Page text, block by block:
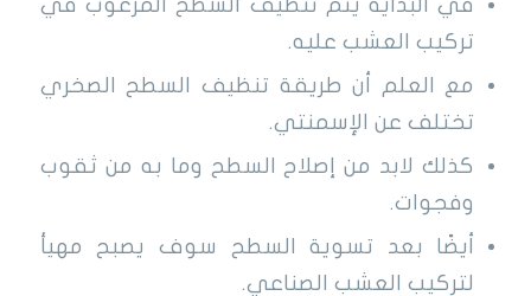
في البداية يتم تنظيف السطح المرغوب في
تركيب العشب عليه.
مع العلم أن طريقة تنظيف السطح الصخري
تختلف عن الإسمنتي.
كذلك لابد من إصلاح السطح وما به من ثقوب
وفجوات.
أيضًا بعد تسوية السطح سوف يصبح مهيأ
لتركيب العشب الصناعي.